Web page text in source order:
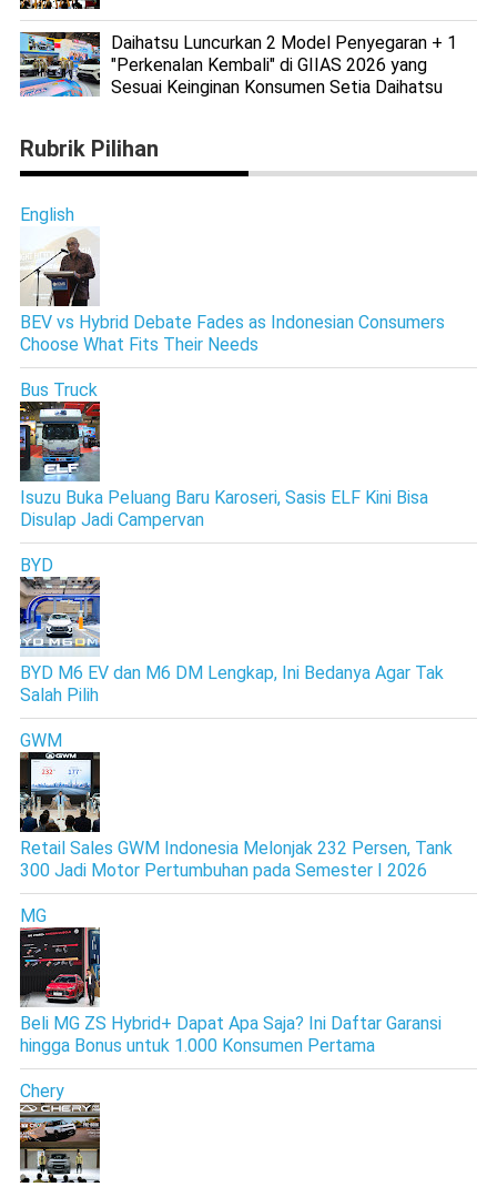
Daihatsu Luncurkan 2 Model Penyegaran + 1
"Perkenalan Kembali" di GIIAS 2026 yang
Sesuai Keinginan Konsumen Setia Daihatsu
Rubrik Pilihan
English
BEV vs Hybrid Debate Fades as Indonesian Consumers
Choose What Fits Their Needs
Bus Truck
Isuzu Buka Peluang Baru Karoseri, Sasis ELF Kini Bisa
Disulap Jadi Campervan
BYD
BYD M6 EV dan M6 DM Lengkap, Ini Bedanya Agar Tak
Salah Pilih
GWM
Retail Sales GWM Indonesia Melonjak 232 Persen, Tank
300 Jadi Motor Pertumbuhan pada Semester I 2026
MG
Beli MG ZS Hybrid+ Dapat Apa Saja? Ini Daftar Garansi
hingga Bonus untuk 1.000 Konsumen Pertama
Chery